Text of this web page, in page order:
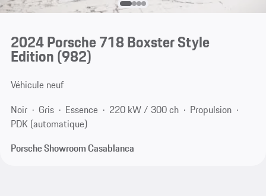
2024 Porsche 718 Boxster Style
Edition(982)
Véhicule neuf
Noir
Gris Essence 220 kW / 300 ch
Propulsion
PDK (automatique)
Porsche Showroom Casablanca